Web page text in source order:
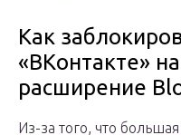
Как
«ВКонтакте»
расширение
Из-за того, что